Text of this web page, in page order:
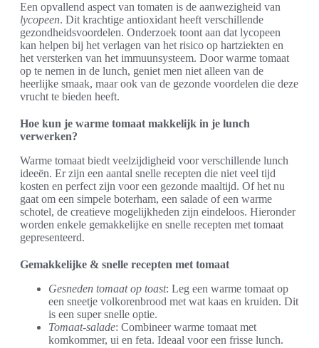
Een opvallend aspect van tomaten is de aanwezigheid van
lycopeen. Dit krachtige antioxidant heeft verschillende
gezondheidsvoordelen. Onderzoek toont aan dat lycopeen
kan helpen bij het verlagen van het risico op hartziekten en
het versterken van het immuunsysteem. Door warme tomaat
op te nemen in de lunch, geniet men niet alleen van de
heerlijke smaak, maar ook van de gezonde voordelen die deze
vrucht te bieden heeft.
Hoe kun je warme tomaat makkelijk in je lunch
verwerken?
Warme tomaat biedt veelzijdigheid voor verschillende lunch
ideeën. Er zijn een aantal snelle recepten die niet veel tijd
kosten en perfect zijn voor een gezonde maaltijd. Of het nu
gaat om een simpele boterham, een salade of een warme
schotel, de creatieve mogelijkheden zijn eindeloos. Hieronder
worden enkele gemakkelijke en snelle recepten met tomaat
gepresenteerd.
Gemakkelijke & snelle recepten met tomaat
Gesneden tomaat op toast: Leg een warme tomaat op
een sneetje volkorenbrood met wat kaas en kruiden. Dit
is een super snelle optie.
Tomaat-salade: Combineer warme tomaat met
komkommer, ui en feta. Ideaal voor een frisse lunch.